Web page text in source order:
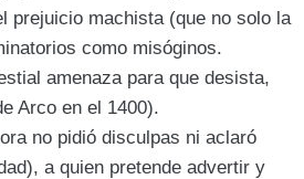
prejuicio machista (que no solo la
como misóginos.
amenaza para que desista,
Arco en el 1400).
no pidió disculpas ni aclaró
a quien pretende advertir y